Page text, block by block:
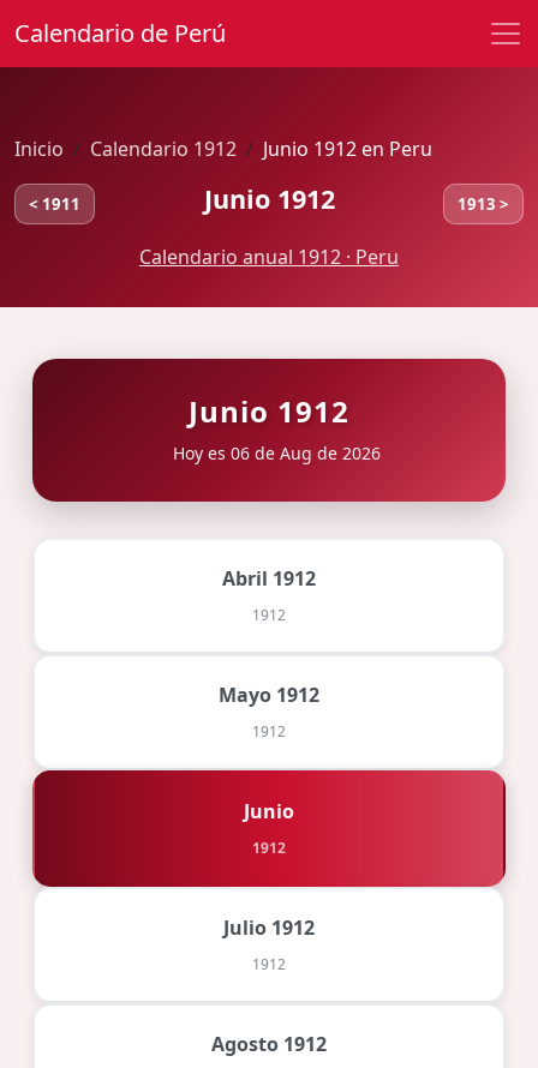
Calendario de Perú
Inicio Calendario 1912 Junio 1912 en Peru
< 1911 Junio 1912 1913 >
Calendario anual 1912 · Peru
Junio 1912
Hoy es 06 de Aug de 2026
Abril 1912
1912
Mayo 1912
1912
Junio
1912
Julio 1912
1912
Agosto 1912